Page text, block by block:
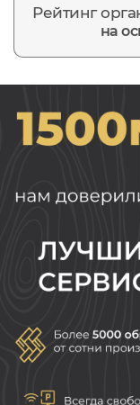
Рейтинг
на